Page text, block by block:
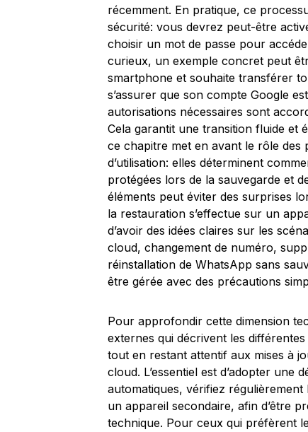
récemment. En pratique, ce
sécurité: vous devrez peut-être
choisir un mot de passe pour
curieux, un exemple concret peut
smartphone et souhaite transférer
s’assurer que son compte Google
autorisations nécessaires sont
Cela garantit une transition fluide et
ce chapitre met en avant le rôle des
d’utilisation: elles déterminent
protégées lors de la sauvegarde et
éléments peut éviter des surprises
la restauration s’effectue sur un
d’avoir des idées claires sur les
cloud, changement de numéro,
réinstallation de WhatsApp sans
être gérée avec des précautions
Pour approfondir cette dimension
externes qui décrivent les
tout en restant attentif aux mises à
cloud. L’essentiel est d’adopter une
automatiques, vérifiez régulièrement
un appareil secondaire, afin d’être
technique. Pour ceux qui préfèrent